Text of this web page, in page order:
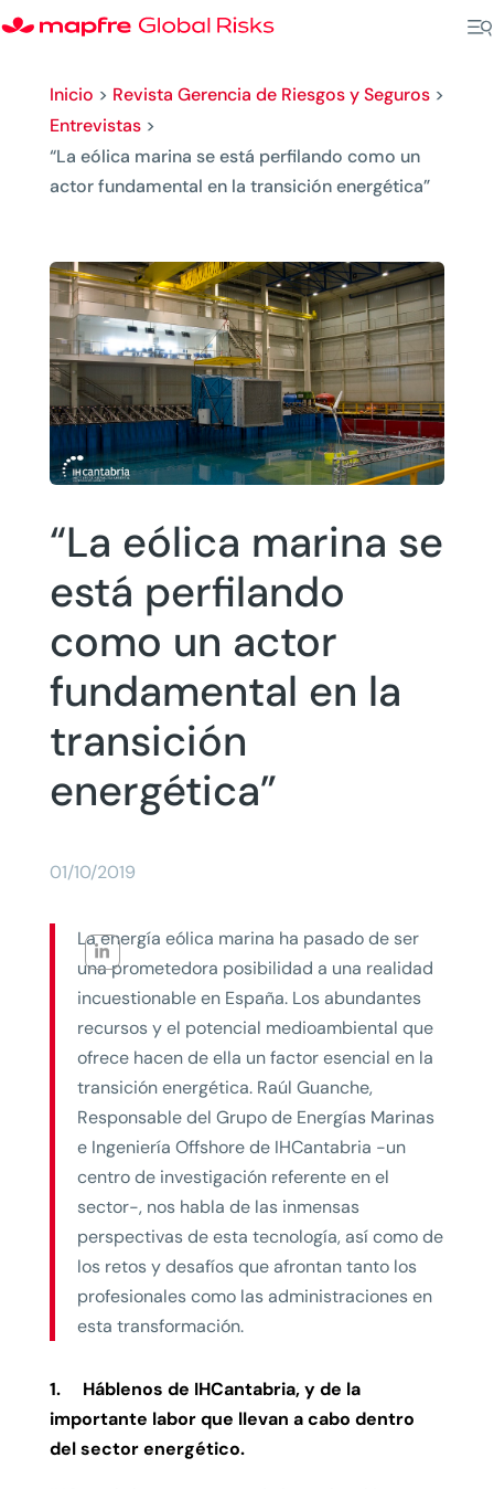
Inicio > Revista Gerencia de Riesgos y Seguros>
Entrevistas>
“La eólica marina se está perfilando como un
actor fundamental en la transición energética”
“La eólica marina se
está perfilando
como un actor
fundamental en la
transición
energética”
01/10/2019
La energía eólica marina ha pasado de ser
una prometedora posibilidad a una realidad
incuestionable en España. Los abundantes
recursos y el potencial medioambiental que
ofrece hacen de ella un factor esencial en la
transición energética. Raúl Guanche,
Responsable del Grupo de Energías Marinas
e Ingeniería Offshore de IHCantabria -un
centro de investigación referente en el
sector-, nos habla de las inmensas
perspectivas de esta tecnología, así como de
los retos y desafíos que afrontan tanto los
profesionales como las administraciones en
esta transformación.
1. Háblenos de IHCantabria, y de la
importante labor que llevan a cabo dentro
del sector energético.